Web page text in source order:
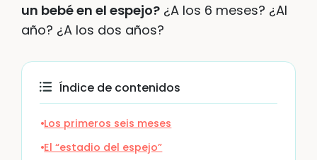
un bebé en el espejo? ¿A los 6 meses? ¿Al
año? ¿A los dos años?
Índice de contenidos
Los primeros seis meses
El “estadio del espejo”